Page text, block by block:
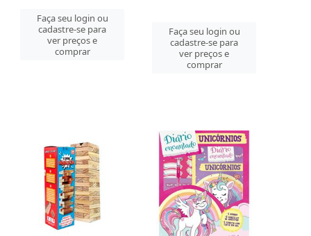
Faça seu login ou
cadastre-se para
ver preços e
comprar
Faça seu login ou
cadastre-se para
ver preços e
comprar